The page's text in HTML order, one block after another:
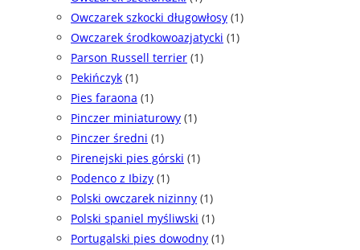
Owczarek szkocki długowłosy (1)
Owczarek środkowoazjatycki (1)
Parson Russell terrier (1)
Pekińczyk (1)
Pies faraona (1)
Pinczer miniaturowy (1)
Pinczer średni (1)
Pirenejski pies górski (1)
Podenco z Ibizy (1)
Polski owczarek nizinny (1)
Polski spaniel myśliwski (1)
Portugalski pies dowodny (1)